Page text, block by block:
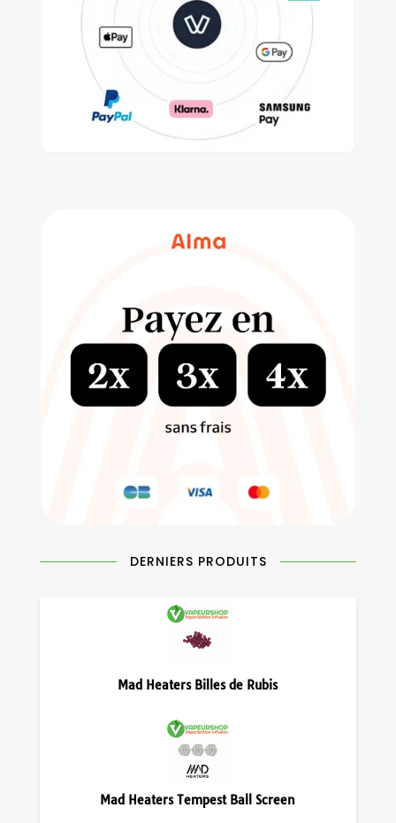
DERNIERS PRODUITS
Mad Heaters Billes de Rubis
Mad Heaters Tempest Ball Screen